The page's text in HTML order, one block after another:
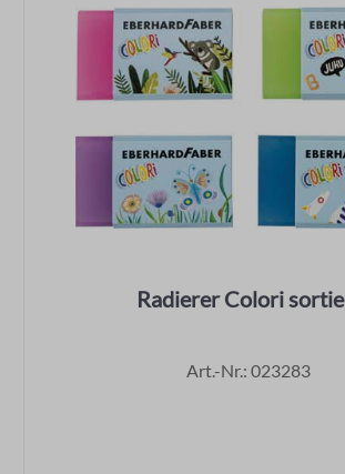
Radierer Colori
Art.-Nr.: 023283